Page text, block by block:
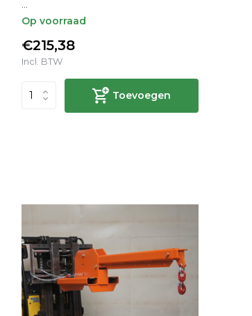
Op voorraad
€215,38
Incl. BTW
Toevoegen